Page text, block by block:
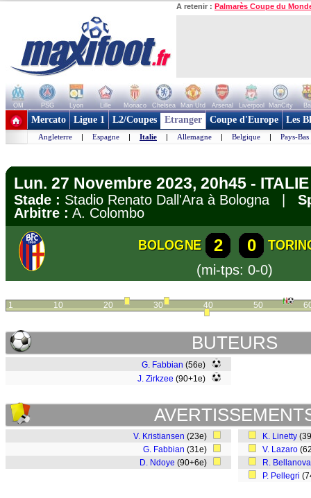
A retenir : Palmarès Coupe du
OM PSG Lyon Lille Monaco Chelsea Man Utd Arsenal Liverpool ManCity
+ de clubs
Mercato Ligue 1 L2/Coupes Etranger Coupe d'Europe Les
Angleterre | Espagne | Italie | Allemagne | Belgique | Pays-Bas
Lun. 27 Novembre 2023, 20h45 -
Stade : Stadio Renato Dall'Ara à Bologna |
Arbitre : A. Colombo
BOLOGNE 2 0
(mi-tps: 0-0)
1 10 20 30 40 50
BUTEURS
G. Fabbian (56e)
J. Zirkzee (90+1e)
V. Kristiansen (23e)
G. Fabbian (31e)
D. Ndoye (90+6e)
K. Linetty
V. Lazaro
R. Bellanova
P. Pellegri